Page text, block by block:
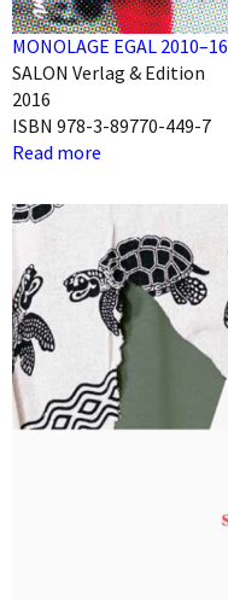
MONOLAGE EGAL 2010–16
SALON Verlag & Edition
2016
ISBN 978-3-89770-449-7
Read more